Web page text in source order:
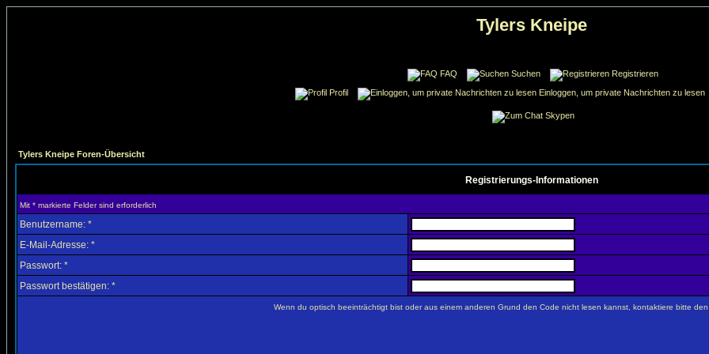
Tylers Kneipe
FAQ Suchen
Registrieren
Profil
Einloggen, um private Nachrichten zu lesen
Skypen
Tylers Kneipe Foren-Übersicht
Registrierungs-Informationen
Mit * markierte Felder sind erforderlich
Benutzername: *
E-Mail-Adresse: *
Passwort: *
Passwort bestätigen: *
Wenn du optisch beeinträchtigt bist oder aus einem anderen Grund den Code nicht lesen kannst, kontaktiere bitte den